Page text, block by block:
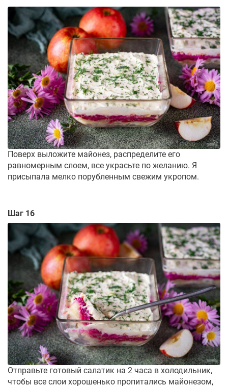
Поверх выложите майонез, распределите его
равномерным слоем, все украсьте по желанию. Я
присыпала мелко порубленным свежим укропом.
Шаг 16
Отправьте готовый салатик на 2 часа в холодильник,
чтобы все слои хорошенько пропитались майонезом,